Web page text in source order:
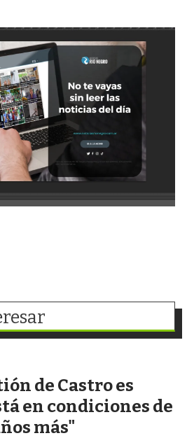
de Castro es
en condiciones de
más"